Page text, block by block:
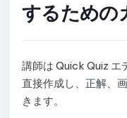
ライブラリから特
テストを複数のセ
テストでの問題形
するための
講師は Quick Quiz エ
直接作成し、正解、
きます。